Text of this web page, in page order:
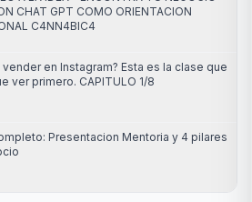
CHAT GPT COMO ORIENTACION
C4NN4BIC4
vender en Instagram? Esta es la clase que
ver primero. CAPITULO 1/8
Presentacion Mentoria y 4 pilares